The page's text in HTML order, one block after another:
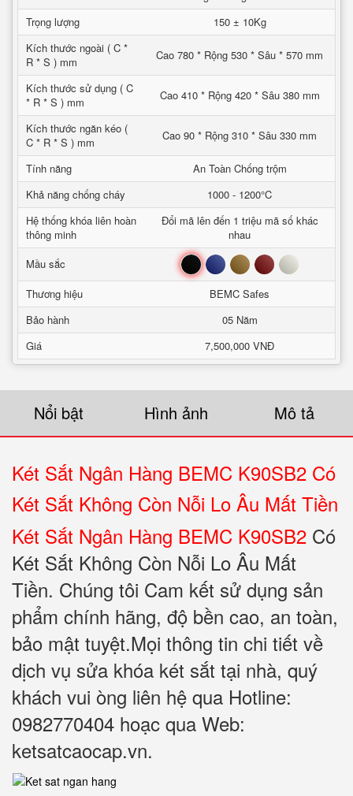
Trọng lượng
150 ± 10Kg
Kích thước ngoài ( C *
R * S ) mm
Cao 780 * Rộng 530 * Sâu * 570 mm
Kích thước sử dụng ( C
* R * S ) mm
Cao 410 * Rộng 420 * Sâu 380 mm
Kích thước ngăn kéo (
C * R * S ) mm
Cao 90 * Rộng 310 * Sâu 330 mm
Tính năng
An Toàn Chống trộm
Khả năng chống cháy
1000 - 1200°C
Hệ thống khóa liên hoàn
thông minh
Đổi mã lên đến 1 triệu mã số khác
nhau
Mầu sắc
Đen Xanh Nâu Đỏ Trắng
Thương hiệu
BEMC Safes
Bảo hành
05 Năm
Giá
7,500,000 VNĐ
Nổi bật Hình ảnh Mô tả
Két Sắt Ngân Hàng BEMC K90SB2 Có
Két Sắt Không Còn Nỗi Lo Âu Mất Tiền
Két Sắt Ngân Hàng BEMC K90SB2 Có
Két Sắt Không Còn Nỗi Lo Âu Mất
Tiền. Chúng tôi Cam kết sử dụng sản
phẩm chính hãng, độ bền cao, an toàn,
bảo mật tuyệt.Mọi thông tin chi tiết về
dịch vụ sửa khóa két sắt tại nhà, quý
khách vui òng liên hệ qua Hotline:
0982770404 hoạc qua Web:
ketsatcaocap.vn.